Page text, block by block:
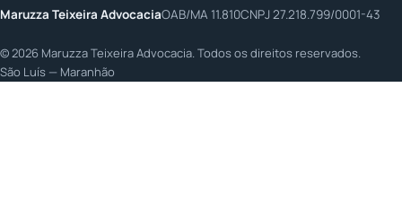
Maruzza Teixeira AdvocaciaOAB/MA 11.810CNPJ 27.218.799/0001-43
©2026 Maruzza Teixeira Advocacia. Todos os direitos reservados.
São Luís — Maranhão